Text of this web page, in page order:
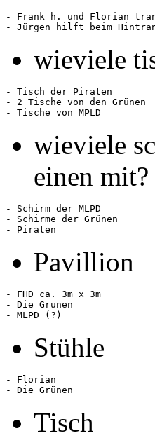
- Frank h. und Florian
wieviele
- Tisch der Piraten
- 2 Tische von den Grünen
wieviele
einen mit?
- Schirm der MLPD
- Schirme der Grünen
Pavillion
- FHD ca. 3m x 3m
- Die Grünen
Stühle
- Florian
Tisch